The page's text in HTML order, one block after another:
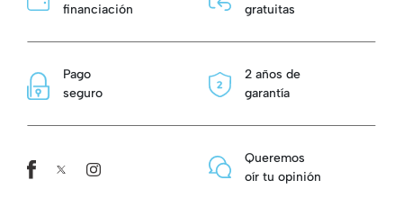
financiación
gratuitas
Pago
seguro
2 años de
garantía
Queremos
oír tu opinión